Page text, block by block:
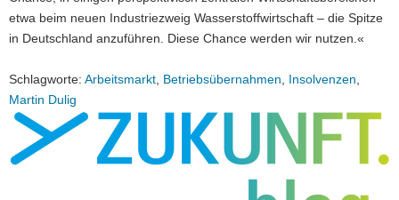
etwa beim neuen Industriezweig Wasserstoffwirtschaft – die Spitze
in Deutschland anzuführen. Diese Chance werden wir nutzen.«
Schlagworte: Arbeitsmarkt Betriebsübernahmen Insolvenzen
Martin Dulig